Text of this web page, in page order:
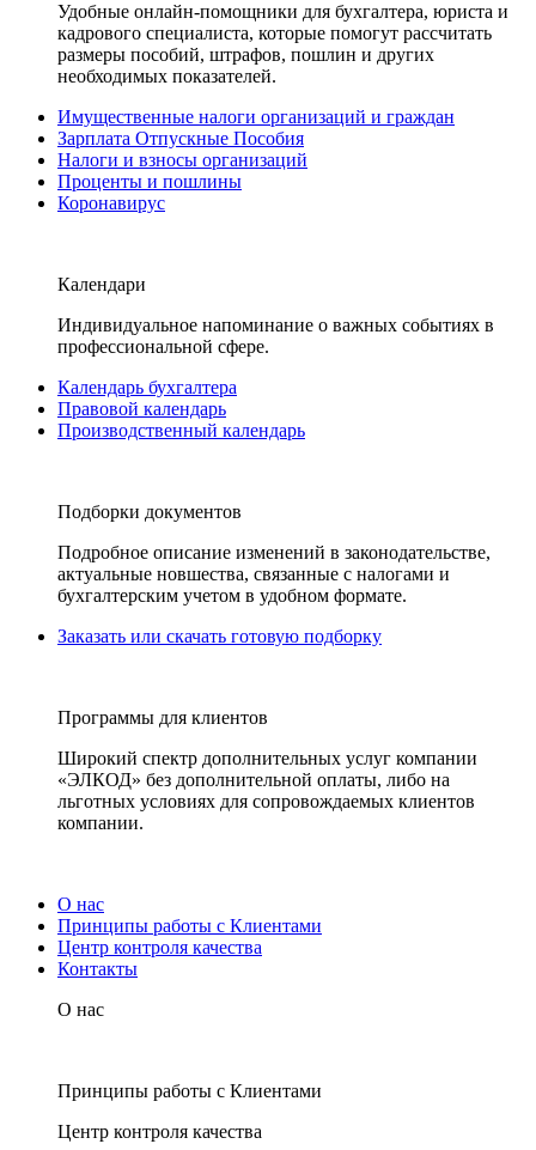
Удобные онлайн-помощники для бухгалтера, юриста и
кадрового специалиста, которые помогут рассчитать
размеры пособий, штрафов, пошлин и других
необходимых показателей.
Имущественные налоги организаций и граждан
Зарплата Отпускные Пособия
Налоги и взносы организаций
Проценты и пошлины
Коронавирус
Календари
Индивидуальное напоминание о важных событиях в
профессиональной сфере.
Календарь бухгалтера
Правовой календарь
Производственный календарь
Подборки документов
Подробное описание изменений в законодательстве,
актуальные новшества, связанные с налогами и
бухгалтерским учетом в удобном формате.
Заказать или скачать готовую подборку
Программы для клиентов
Широкий спектр дополнительных услуг компании
«ЭЛКОД» без дополнительной оплаты, либо на
льготных условиях для сопровождаемых клиентов
компании.
О нас
Принципы работы с Клиентами
Центр контроля качества
Контакты
О нас
Принципы работы с Клиентами
Центр контроля качества